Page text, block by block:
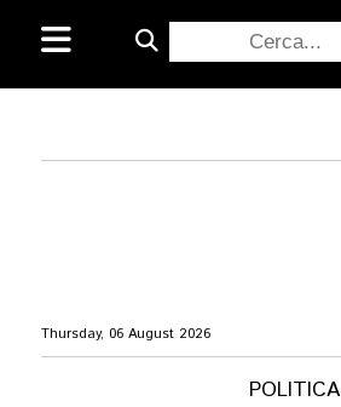
Thursday, 06 August 2026
POLITICA